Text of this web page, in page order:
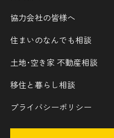
協力会社の皆様へ
住まいのなんでも相談
土地･空き家 不動産相談
移住と暮らし相談
プライバシーポリシー